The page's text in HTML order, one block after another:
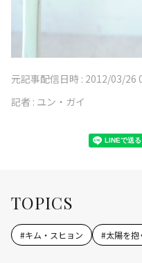
元記事配信日時 : 2012/03/26
記者 : ユン・ガイ
TOPICS
#キム・スヒョン #太陽を抱